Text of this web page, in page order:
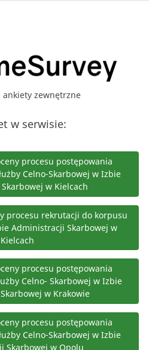
ankiety zewnętrzne
w serwisie:
procesu postępowania
Celno-Skarbowej w Izbie
w Kielcach
procesu rekrutacji do korpusu
Administracji Skarbowej w
Kielcach
procesu postępowania
Celno- Skarbowej w Izbie
w Krakowie
procesu postępowania
Celno-Skarbowej w Izbie
Skarbowej w Opolu